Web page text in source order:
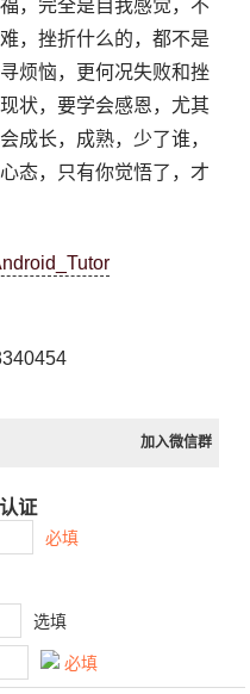
，完全是自我感觉，不
，挫折什么的，都不是
烦恼，更何况失败和挫
状，要学会感恩，尤其
成长，成熟，少了谁，
态，只有你觉悟了，才
加入微信群
认证
必填
选填
必填